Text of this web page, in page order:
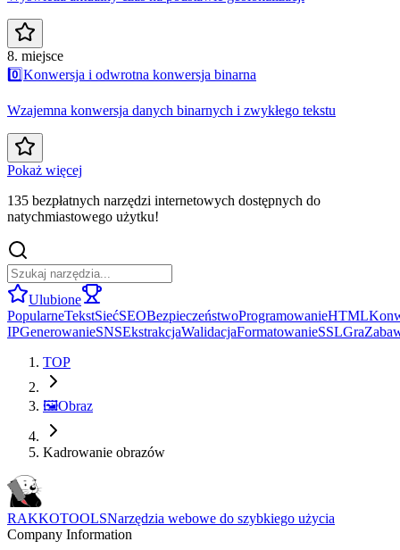
8. miejsce
0️⃣Konwersja i odwrotna konwersja binarna
Wzajemna konwersja danych binarnych i zwykłego tekstu
Pokaż więcej
135 bezpłatnych narzędzi internetowych dostępnych do
natychmiastowego użytku!
Ulubione
PopularneTekstSiećSEOBezpieczeństwoProgramowanieHTML
IPGenerowanieSNSEkstrakcjaWalidacjaFormatowanieSSLGra
TOP
🖼️Obraz
Kadrowanie obrazów
RAKKOTOOLSNarzędzia webowe do szybkiego użycia
Company Information